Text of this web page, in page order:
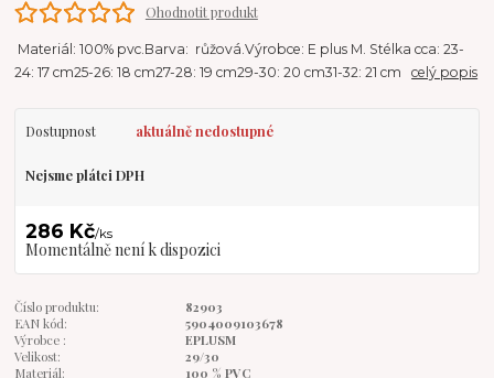
Ohodnotit produkt
Materiál: 100% pvc.Barva: růžová.Výrobce: E plus M. Stélka cca: 23-
24: 17 cm25-26: 18 cm27-28: 19 cm29-30: 20 cm31-32: 21 cmcelý popis
Dostupnost aktuálně nedostupné
Nejsme plátci DPH
286 Kč/ks
Momentálně není k dispozici
Číslo produktu:
82903
EAN kód:
5904009103678
Výrobce :
EPLUSM
Velikost:
29/30
Materiál:
100 % PVC